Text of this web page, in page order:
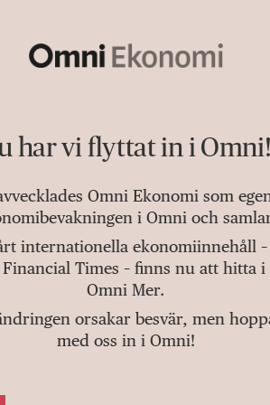
har vi flyttat in i Omni!
Omni Ekonomi som
i Omni och
internationella ekonomiinnehåll
Times – finns nu att hitta
Omni Mer.
orsakar besvär, men
med oss in i Omni!